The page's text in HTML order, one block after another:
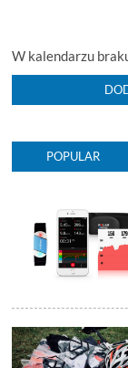
W kalendarzu
POPULAR